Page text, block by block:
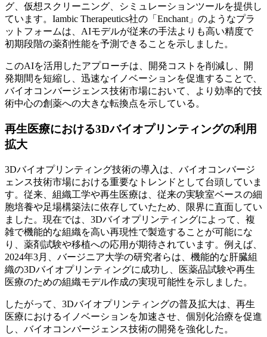
グ、仮想スクリーニング、シミュレーションツールを提供し
ています。Iambic Therapeutics社の「Enchant」のようなプラ
ットフォームは、AIモデルが従来の手法よりも高い精度で
初期段階の薬剤性能を予測できることを示しました。
このAIを活用したアプローチは、開発コストを削減し、開
発期間を短縮し、迅速なイノベーションを促進することで、
バイオコンバージェンス技術市場において、より効率的で技
術中心の創薬への大きな転換点を示している。
再生医療における3Dバイオプリンティングの利用
拡大
3Dバイオプリンティング技術の導入は、バイオコンバージ
ェンス技術市場における重要なトレンドとして台頭していま
す。従来、組織工学や再生医療は、従来の実験室ベースの細
胞培養や足場構築法に依存していたため、限界に直面してい
ました。現在では、3Dバイオプリンティングによって、複
雑で機能的な組織を高い再現性で製造することが可能にな
り、薬剤試験や移植への応用が期待されています。例えば、
2024年3月、バージニア大学の研究者らは、機能的な肝臓組
織の3Dバイオプリンティングに成功し、医薬品試験や再生
医療のための組織モデル作成の実現可能性を示しました。
したがって、3Dバイオプリンティングの普及拡大は、再生
医療におけるイノベーションを加速させ、個別化治療を促進
し、バイオコンバージェンス技術の開発を強化した。